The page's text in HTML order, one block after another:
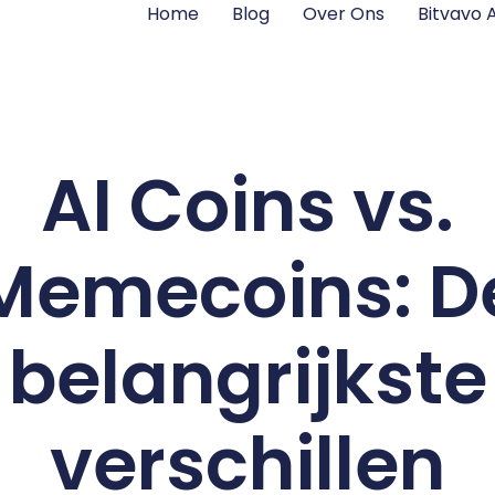
Home Blog Over Ons Bitvavo
AI Coins vs.
belangrijkste
verschillen